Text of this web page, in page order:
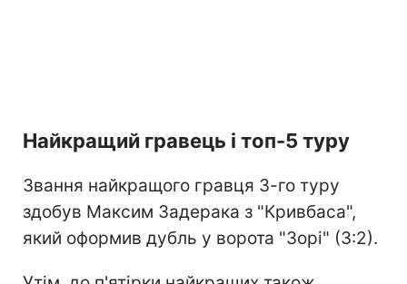
Найкращий гравець і топ-5 туру
Звання найкращого гравця 3-го туру
здобув Максим Задерака з "Кривбаса",
який оформив дубль у ворота "Зорі" (3:2).